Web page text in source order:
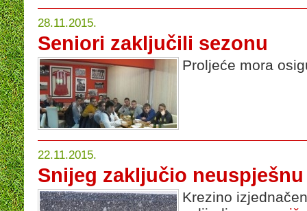
28.11.2015.
Seniori zaključili sezonu
Proljeće mora
22.11.2015.
Snijeg zaključio
Krezino